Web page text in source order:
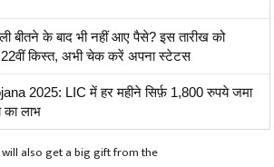
बीतने के बाद भी नहीं आए पैसे? इस तारीख को
किस्त, अभी चेक करें अपना स्टेटस
2025: LIC में हर महीने सिर्फ़ 1,800 रुपये जमा
लाभ
also get a big gift from the